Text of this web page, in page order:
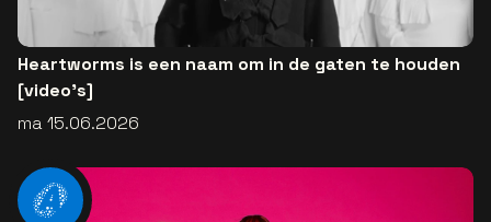
Heartworms is een naam om in de gaten te houden
[video's]
ma 15.06.2026